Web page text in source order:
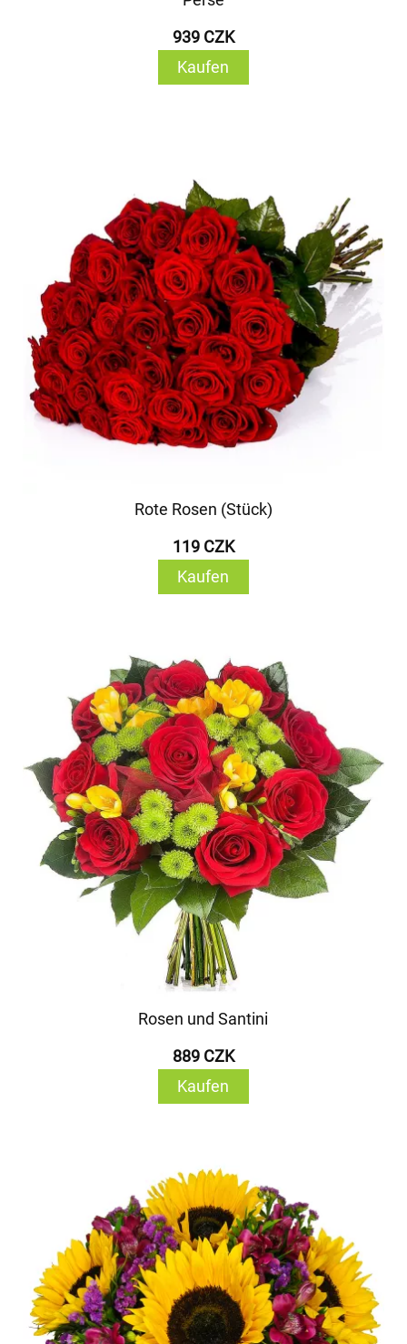
939 CZK
Kaufen
Rote Rosen (Stück)
119 CZK
Kaufen
Rosen und Santini
889 CZK
Kaufen